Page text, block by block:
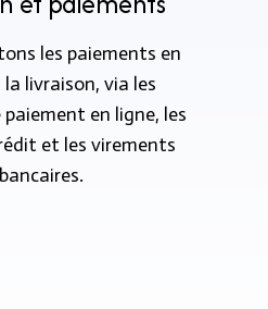
les paiements en
la livraison, via les
en ligne, les
et les virements
bancaires.